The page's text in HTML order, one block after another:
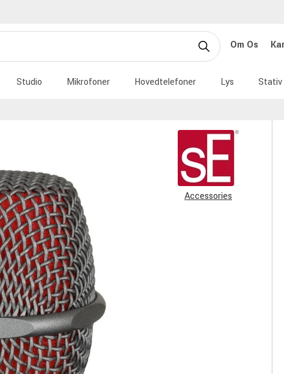
Om Os
Studio Mikrofoner Hovedtelefoner Lys Stativ
Accessories